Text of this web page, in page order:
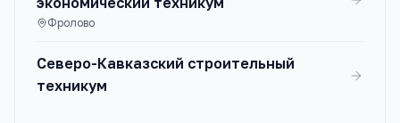
Фролово
Северо-Кавказский строительный
техникум